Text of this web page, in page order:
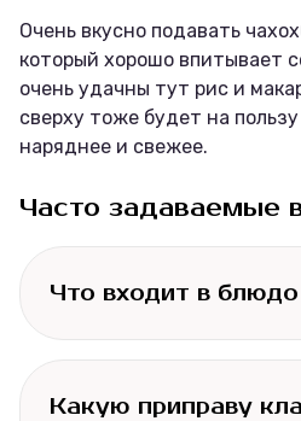
Очень вкусно подавать
который хорошо впитывает
очень удачны тут рис и
сверху тоже будет на
наряднее и свежее.
Часто задаваемые
Что входит в
Какую приправу